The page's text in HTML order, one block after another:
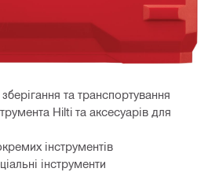
та транспортування
Hilti та аксесуарів для
інструментів
інструменти